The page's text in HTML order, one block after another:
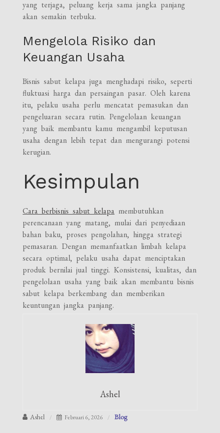
yang terjaga, peluang kerja sama jangka panjang
akan semakin terbuka.
Mengelola Risiko dan
Keuangan Usaha
Bisnis sabut kelapa juga menghadapi risiko, seperti
fluktuasi harga dan persaingan pasar. Oleh karena
itu, pelaku usaha perlu mencatat pemasukan dan
pengeluaran secara rutin. Pengelolaan keuangan
yang baik membantu kamu mengambil keputusan
usaha dengan lebih tepat dan mengurangi potensi
kerugian.
Kesimpulan
Cara berbisnis sabut kelapa membutuhkan
perencanaan yang matang, mulai dari penyediaan
bahan baku, proses pengolahan, hingga strategi
pemasaran. Dengan memanfaatkan limbah kelapa
secara optimal, pelaku usaha dapat menciptakan
produk bernilai jual tinggi. Konsistensi, kualitas, dan
pengelolaan usaha yang baik akan membantu bisnis
sabut kelapa berkembang dan memberikan
keuntungan jangka panjang.
Ashel
Ashel Februari 6, 2026 Blog